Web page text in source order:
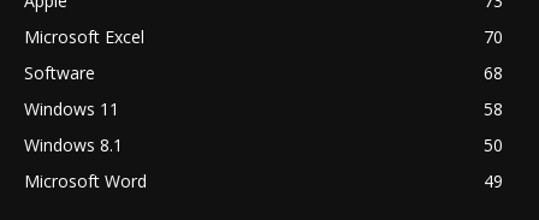
Microsoft Excel
70
Software
68
Windows 11
58
Windows 8.1
50
Microsoft Word
49